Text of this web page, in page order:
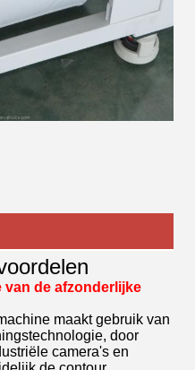
van de afzonderlijke
maakt gebruik van
door
camera's en